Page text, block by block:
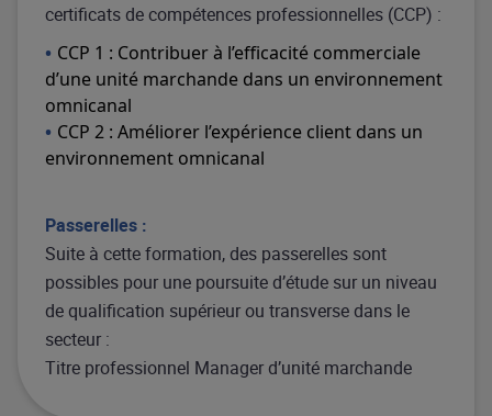
certificats de compétences professionnelles (CCP) :
CCP 1 : Contribuer à l’efficacité commerciale
d’une unité marchande dans un environnement
omnicanal
CCP 2 : Améliorer l’expérience client dans un
environnement omnicanal
Passerelles :
Suite à cette formation, des passerelles sont
possibles pour une poursuite d’étude sur un niveau
de qualification supérieur ou transverse dans le
secteur :
Titre professionnel Manager d’unité marchande